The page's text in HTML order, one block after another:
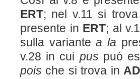
ERT; nel v.11 si
presente in ERT; al
sulla variantea la
v.28 in cui pus può
pois che si trova in